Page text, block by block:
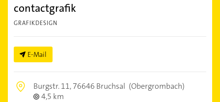
contactgrafik
GRAFIKDESIGN
E-Mail
Burgstr. 11,76646 Bruchsal (Obergrombach)
4,5 km